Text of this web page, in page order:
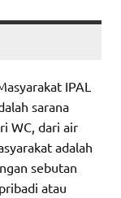
IPAL
sarana
WC, dari air
adalah
sebutan
atau